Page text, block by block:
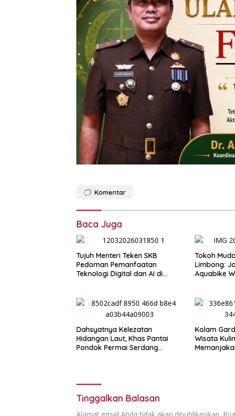
Komentar
Baca Juga
Tujuh Menteri Teken SKB
Pedoman Pemanfaatan
Teknologi Digital dan AI di
Tokoh
Limbong:
Aquabike
Dahsyatnya Kelezatan
Hidangan Laut, Khas Pantai
Pondok Permai Serdang
Kolam
Wisata
Tinggalkan Balasan